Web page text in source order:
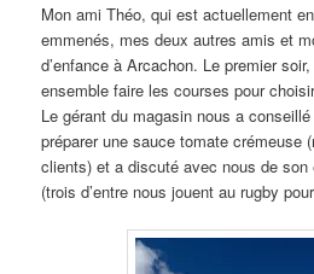
Mon ami Théo, qui est actuellement
emmenés, mes deux autres amis et
d’enfance à Arcachon. Le premier
ensemble faire les courses pour
Le gérant du magasin nous a
préparer une sauce tomate crémeuse
clients) et a discuté avec nous de son
(trois d’entre nous jouent au rugby